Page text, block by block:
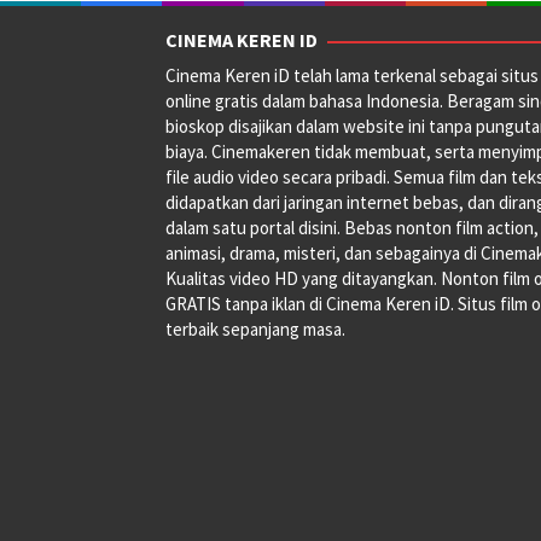
CINEMA KEREN ID
Cinema Keren iD telah lama terkenal sebagai
online gratis dalam bahasa Indonesia. Beragam
bioskop disajikan dalam website ini tanpa
biaya. Cinemakeren tidak membuat, serta
file audio video secara pribadi. Semua film dan
didapatkan dari jaringan internet bebas, dan
dalam satu portal disini. Bebas nonton film action,
animasi, drama, misteri, dan sebagainya di
Kualitas video HD yang ditayangkan. Nonton film
GRATIS tanpa iklan di Cinema Keren iD. Situs film
terbaik sepanjang masa.